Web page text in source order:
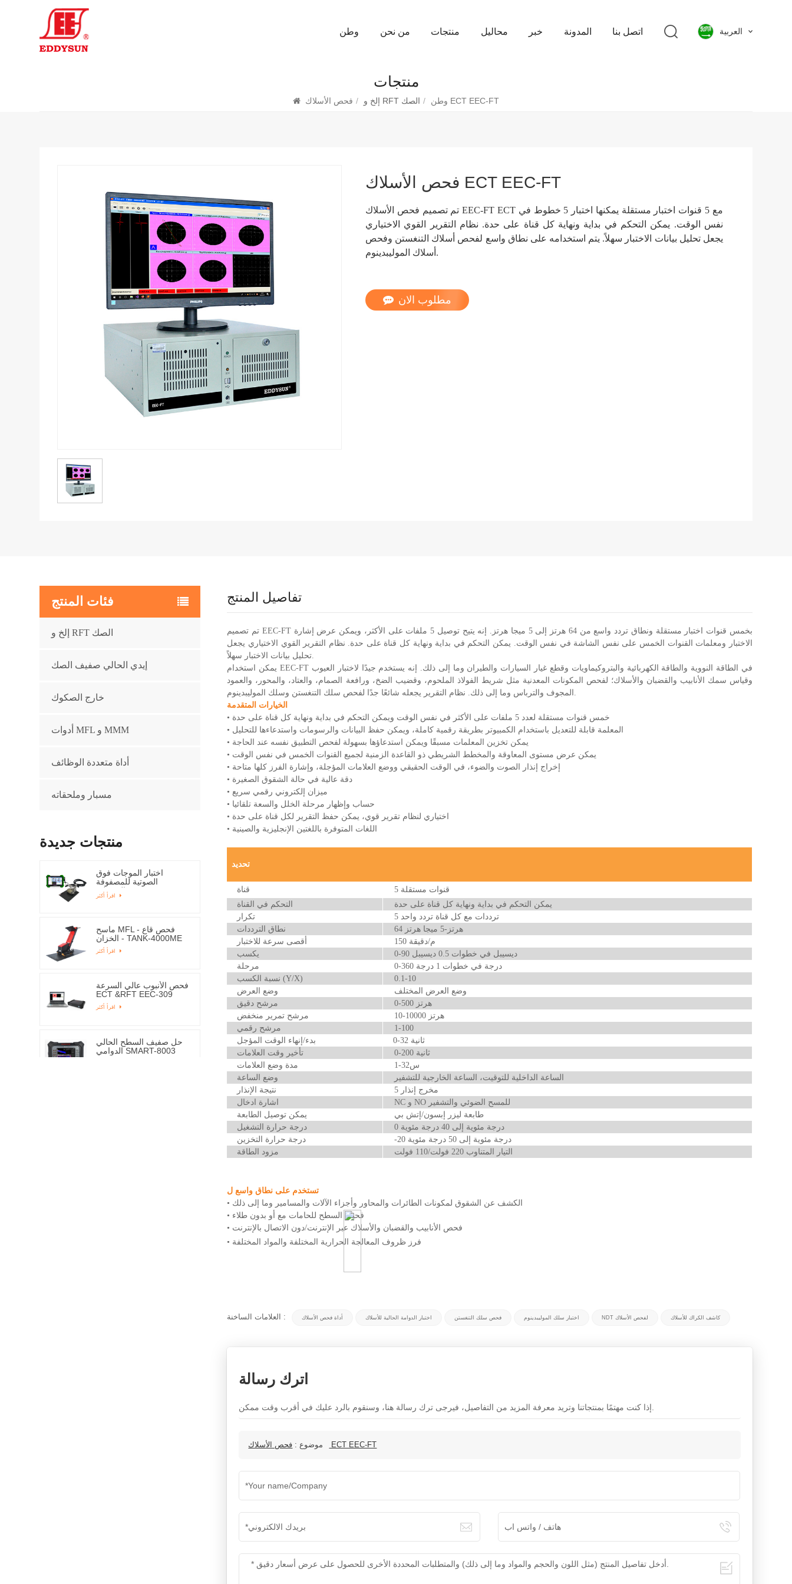
وطن من نحن منتجات محاليل خبر المدونة اتصل بنا العربية
منتجات
وطن / إلخ و RFT الصك / فحص الأسلاك ECT EEC-FT
فحص الأسلاك ECT EEC-FT
تم تصميم فحص الأسلاك EEC-FT ECT مع 5 قنوات اختبار مستقلة يمكنها اختبار 5 خطوط في
نفس الوقت. يمكن التحكم في بداية ونهاية كل قناة على حدة. نظام التقرير القوي الاختياري
يجعل تحليل بيانات الاختبار سهلاً. يتم استخدامه على نطاق واسع لفحص أسلاك التنغستن وفحص
أسلاك الموليبدينوم.
مطلوب الان
تفاصيل المنتج
تم تصميم EEC-FT بخمس قنوات اختبار مستقلة ونطاق تردد واسع من 64 هرتز إلى 5 ميجا هرتز. إنه يتيح توصيل 5 ملفات على الأكثر، ويمكن عرض إشارة
الاختبار ومعلمات القنوات الخمس على نفس الشاشة في نفس الوقت. يمكن التحكم في بداية ونهاية كل قناة على حدة. نظام التقرير القوي الاختياري يجعل
تحليل بيانات الاختبار سهلاً.
يمكن استخدام EEC-FT في الطاقة النووية والطاقة الكهربائية والبتروكيماويات وقطع غيار السيارات والطيران وما إلى ذلك. إنه يستخدم جيدًا لاختبار العيوب
وقياس سمك الأنابيب والقضبان والأسلاك؛ لفحص المكونات المعدنية مثل شريط الفولاذ الملحوم، وقضيب الضخ، ورافعة الصمام، والعتاد، والمحور، والعمود
المجوف والترباس وما إلى ذلك. نظام التقرير يجعله شائعًا جدًا لفحص سلك التنغستن وسلك الموليبدينوم.
الخيارات المتقدمة
• خمس قنوات مستقلة لعدد 5 ملفات على الأكثر في نفس الوقت ويمكن التحكم في بداية ونهاية كل قناة على حدة
• المعلمة قابلة للتعديل باستخدام الكمبيوتر بطريقة رقمية كاملة، ويمكن حفظ البيانات والرسومات واستدعاءها للتحليل
• يمكن تخزين المعلمات مسبقًا ويمكن استدعاؤها بسهولة لفحص التطبيق نفسه عند الحاجة
• يمكن عرض مستوى المعاوقة والمخطط الشريطي ذو القاعدة الزمنية لجميع القنوات الخمس في نفس الوقت
• إخراج إنذار الصوت والضوء، في الوقت الحقيقي ووضع العلامات المؤجلة، وإشارة الفرز كلها متاحة
• دقة عالية في حالة الشقوق الصغيرة
• ميزان إلكتروني رقمي سريع
• حساب وإظهار مرحلة الخلل والسعة تلقائيا
• اختياري لنظام تقرير قوي، يمكن حفظ التقرير لكل قناة على حدة
• اللغات المتوفرة باللغتين الإنجليزية والصينية
تحديد
قناة
5 قنوات مستقلة
التحكم في القناة
يمكن التحكم في بداية ونهاية كل قناة على حدة
تكرار
5 ترددات مع كل قناة تردد واحد
نطاق الترددات
64 هرتز-5 ميجا هرتز
أقصى سرعة للاختبار
150 م/دقيقة
يكسب
0-90 ديسيبل في خطوات 0.5 ديسيبل
مرحلة
0-360 درجة في خطوات 1 درجة
نسبة الكسب (Y/X)
0.1-10
وضع العرض
وضع العرض المختلف
مرشح دقيق
0-500 هرتز
مرشح تمرير منخفض
10-10000 هرتز
مرشح رقمي
1-100
بدء/إنهاء الوقت المؤجل
0-32 ثانية
تأخير وقت العلامات
0-200 ثانية
مدة وضع العلامات
1-32س
وضع الساعة
الساعة الداخلية للتوقيت، الساعة الخارجية للتشفير
نتيجة الإنذار
5 مخرج إنذار
اشارة ادخال
NC و NO للمسح الضوئي والتشفير
يمكن توصيل الطابعة
طابعة ليزر إبسون/إتش بي
درجة حرارة التشغيل
0 درجة مئوية إلى 40 درجة مئوية
درجة حرارة التخزين
-20 درجة مئوية إلى 50 درجة مئوية
مزود الطاقة
التيار المتناوب 220 فولت/110 فولت
تستخدم على نطاق واسع ل
• الكشف عن الشقوق لمكونات الطائرات والمحاور وأجزاء الآلات والمسامير وما إلى ذلك
• فحص السطح للحامات مع أو بدون طلاء
• فحص الأنابيب والقضبان والأسلاك عبر الإنترنت/دون الاتصال بالإنترنت
• فرز ظروف المعالجة الحرارية المختلفة والمواد المختلفة
العلامات الساخنة : أداة فحص الأسلاك اختبار الدوامة الحالية للأسلاك فحص سلك التنغستن اختبار سلك الموليبدينوم NDT لفحص الأسلاك كاشف الكراك للأسلاك
اترك رسالة
إذا كنت مهتمًا بمنتجاتنا وتريد معرفة المزيد من التفاصيل، فيرجى ترك رسالة هنا، وسنقوم بالرد عليك في أقرب وقت ممكن.
موضوع : فحص الأسلاك ECT EEC-FT
فئات المنتج
إلخ و RFT الصك
إيدي الحالي صفيف الصك
خارج الصكوك
أدوات MFL و MMM
أداة متعددة الوظائف
مسبار وملحقاته
منتجات جديدة
اختبار الموجات فوق
الصوتية للمصفوفة
المرحلية (PAUT) ESPA-
1000
ماسح MFL - فحص قاع
الخزان - TANK-4000ME
فحص الأنبوب عالي السرعة
ECT &RFT EEC-309
حل صفيف السطح الحالي
الدوامي SMART-8003